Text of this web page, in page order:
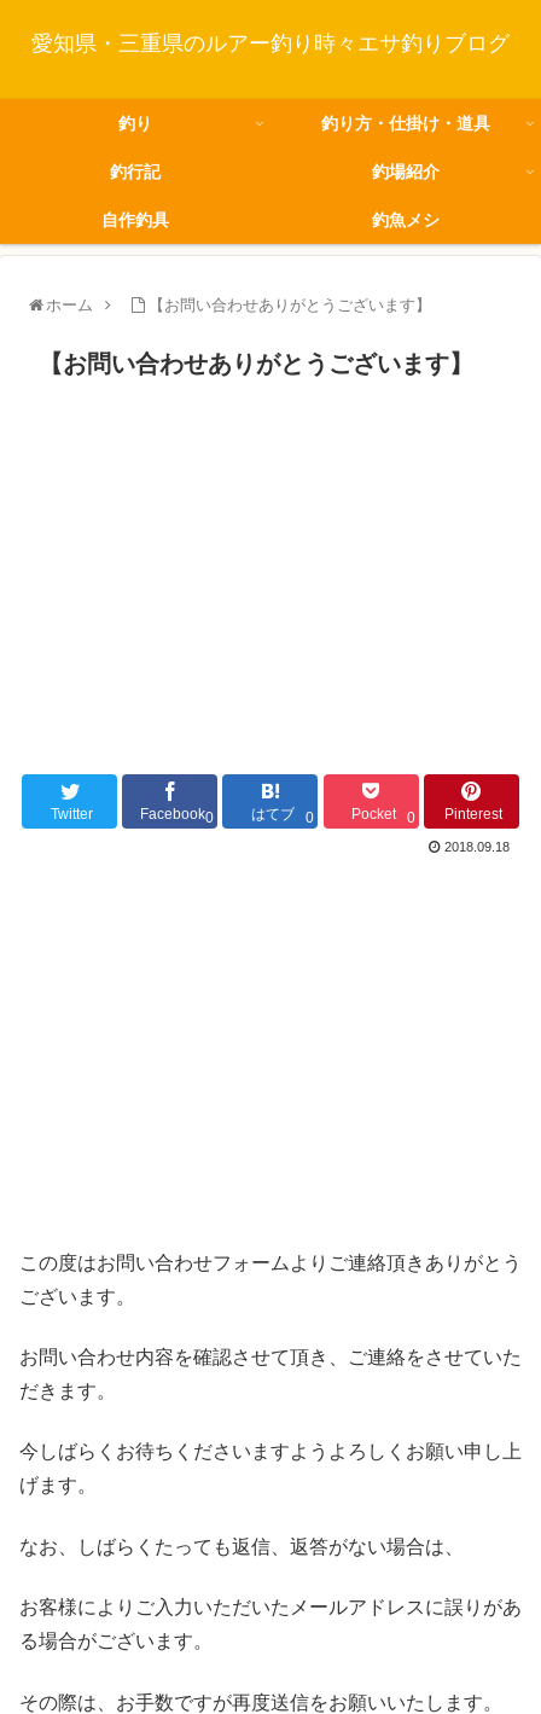
愛知県・三重県のルアー釣り時々エサ釣りブログ
釣り 釣り方・仕掛け・道具
釣行記 釣場紹介
自作釣具 釣魚メシ
ホーム 【お問い合わせありがとうございます】
【お問い合わせありがとうございます】
Twitter Facebook0 はてブ 0 Pocket 0 Pinterest
2018.09.18
この度はお問い合わせフォームよりご連絡頂きありがとう
ございます。
お問い合わせ内容を確認させて頂き、ご連絡をさせていた
だきます。
今しばらくお待ちくださいますようよろしくお願い申し上
げます。
なお、しばらくたっても返信、返答がない場合は、
お客様によりご入力いただいたメールアドレスに誤りがあ
る場合がございます。
その際は、お手数ですが再度送信をお願いいたします。